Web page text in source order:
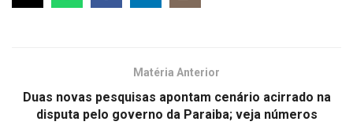
Matéria Anterior
Duas novas pesquisas apontam cenário acirrado na
disputa pelo governo da Paraiba; veja números